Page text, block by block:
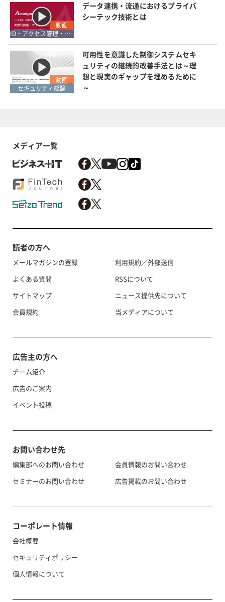
動画
ID・アクセス管理・認証
データ連携・流通におけるプライバ
シーテック技術とは
動画
セキュリティ総論
可用性を意識した制御システムセキ
ュリティの継続的改善手法とは～理
想と現実のギャップを埋めるために
～
メディア一覧
読者の方へ
メールマガジンの登録
よくある質問
サイトマップ
会員規約
利用規約／外部送信
RSSについて
ニュース提供先について
当メディアについて
広告主の方へ
チーム紹介
広告のご案内
イベント投稿
お問い合わせ先
編集部へのお問い合わせ
セミナーのお問い合わせ
会員情報のお問い合わせ
広告掲載のお問い合わせ
コーポレート情報
会社概要
セキュリティポリシー
個人情報について